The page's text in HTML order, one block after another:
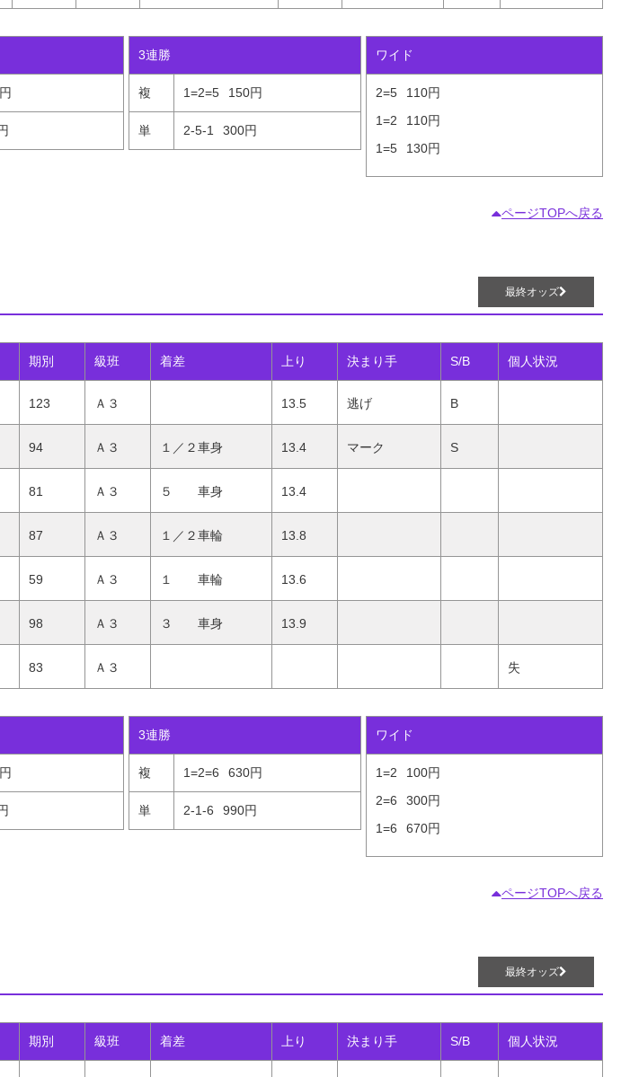
3連勝
複 1=2=5 150円
単 2-5-1 300円
ワイド
2=5
110円
1=2
110円
1=5
130円
ページTOPへ戻る
最終オッズ
期別 級班 着差 上り 決まり手 S/B 個人状況
123 Ａ３ 13.5 逃げ B
94 Ａ３ １／２車身 13.4 マーク S
81 Ａ３ ５ 車身 13.4
87 Ａ３ １／２車輪 13.8
59 Ａ３ １ 車輪 13.6
98 Ａ３ ３ 車身 13.9
83 Ａ３ 失
3連勝
複 1=2=6 630円
単 2-1-6 990円
ワイド
1=2
100円
2=6
300円
1=6
670円
ページTOPへ戻る
最終オッズ
期別 級班 着差 上り 決まり手 S/B 個人状況